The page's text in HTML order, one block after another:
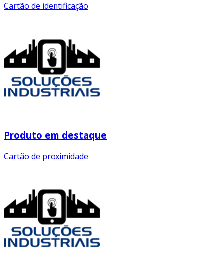
Cartão de identificação
Produto em destaque
Cartão de proximidade